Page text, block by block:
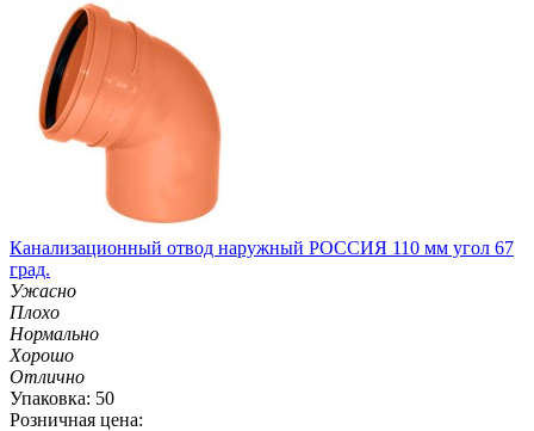
Канализационный отвод наружный РОССИЯ 110 мм угол 67
град.
Ужасно
Плохо
Нормально
Хорошо
Отлично
Упаковка: 50
Розничная цена: